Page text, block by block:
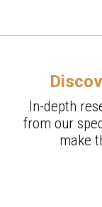
In-depth
from our
make